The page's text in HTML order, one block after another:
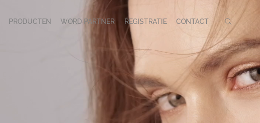
PRODUCTEN WORD PARTNER REGISTRATIE CONTACT